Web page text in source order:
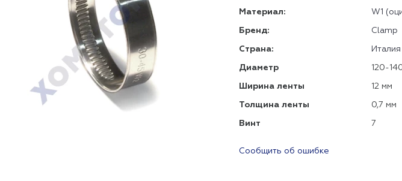
Материал: W1
Бренд: Clamp
Страна: Италия
Диаметр 120-
Ширина ленты 12 мм
Толщина ленты 0,7 мм
Винт 7
Сообщить об ошибке